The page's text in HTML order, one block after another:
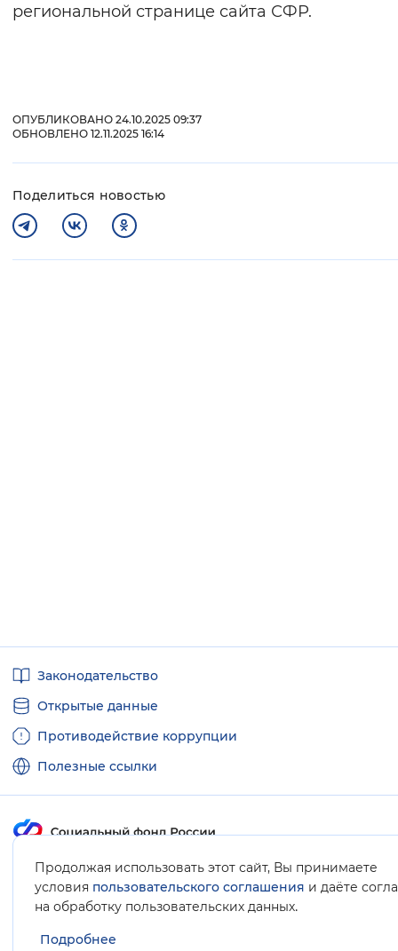
региональной странице сайта СФР.
ОПУБЛИКОВАНО 24.10.2025 09:37
ОБНОВЛЕНО 12.11.2025 16:14
Поделиться новостью
Продолжая использовать этот сайт, Вы принимаете
условия пользовательского соглашения и даёте
на обработку пользовательских данных.
Подробнее
ссылкиЗаконодательство
Открытые данные
Противодействие коррупции
Полезные ссылки
Карта сайта